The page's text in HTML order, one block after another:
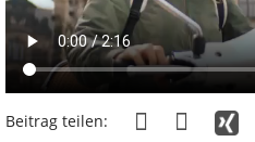
Beitrag teilen: